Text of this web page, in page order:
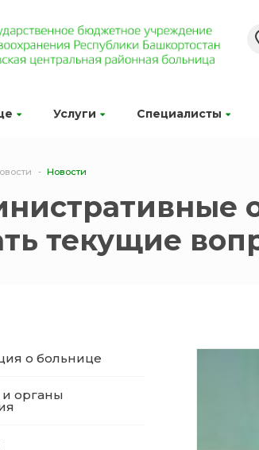
Услуги Специалисты
Новости
текущие
о больнице
и органы